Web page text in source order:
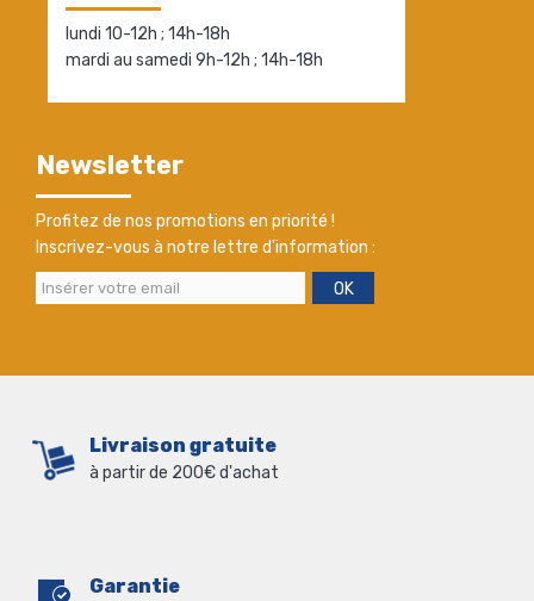
lundi 10-12h ; 14h-18h
mardi au samedi 9h-12h ; 14h-18h
Newsletter
Profitez de nos promotions en priorité !
Inscrivez-vous à notre lettre d'information :
OK
Livraison gratuite
à partir de 200€ d'achat
Garantie